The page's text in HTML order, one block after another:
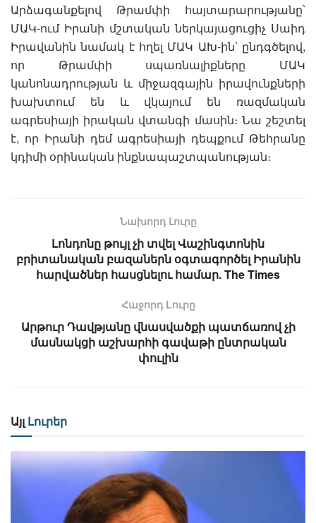
Արձագանքելով Թրամփի հայտարարությանը՝
ՄԱԿ-ում Իրանի մշտական ներկայացուցիչ Սաիդ
Իրավանին նամակ է հղել ՄԱԿ ԱԽ-ին՝ ընդգծելով,
որ Թրամփի սպառնալիքները ՄԱԿ
կանոնադրության և միջազգային իրավունքների
խախտում են և վկայում են ռազմական
ագրեսիայի իրական վտանգի մասին։ Նա շեշտել
է, որ Իրանի դեմ ագրեսիայի դեպքում Թեհրանը
կդիմի օրինական ինքնապաշտպանության։
Նախորդ Լուրը
Լոնդոնը թույլ չի տվել Վաշինգտոնին
բրիտանական բազաներն օգտագործել Իրանին
հարվածներ հասցնելու համար. The Times
Հաջորդ Lուրը
Արթուր Դավթյանը վնասվածքի պատճառով չի
մասնակցի աշխարհի գավաթի ընտրական
փուլին
Այլ Լուրեր